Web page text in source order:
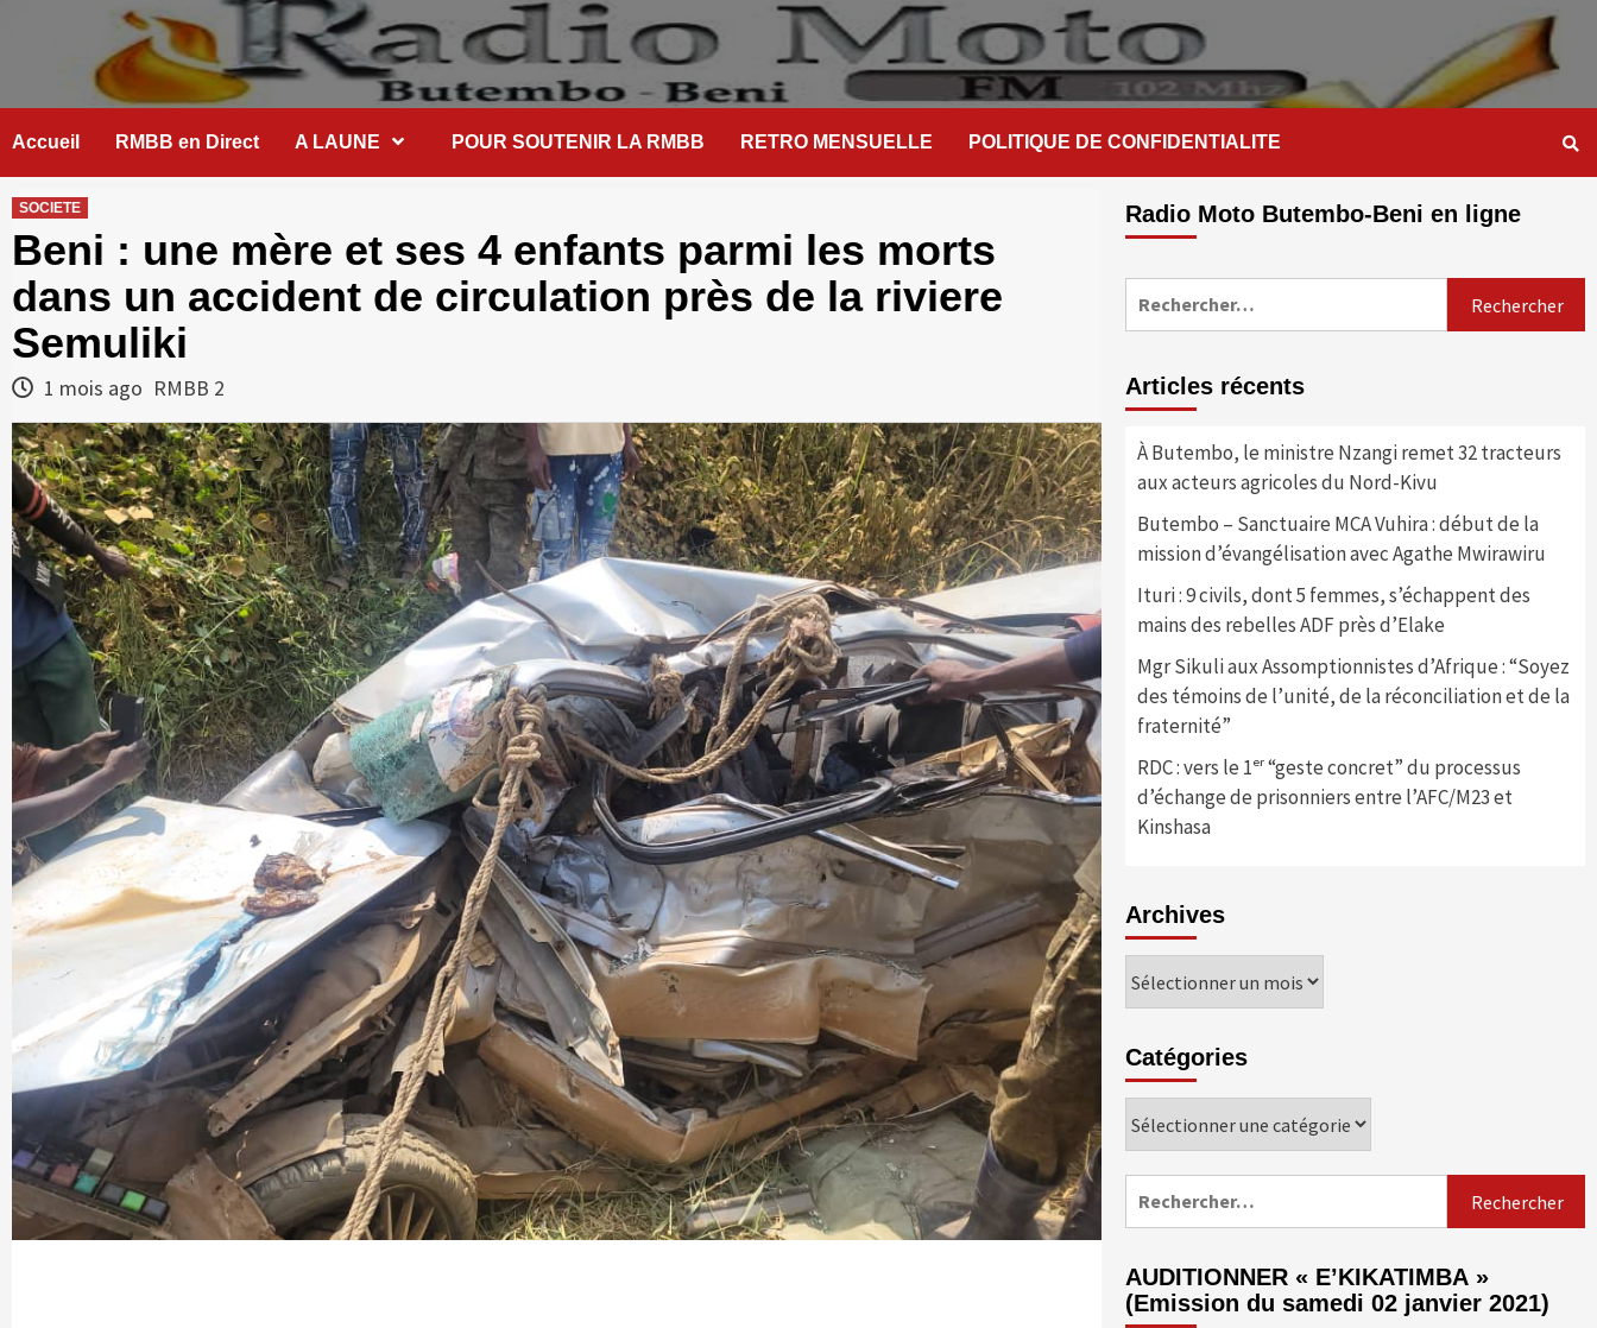
Accueil RMBB en Direct A LAUNE POUR SOUTENIR LA RMBB RETRO MENSUELLE POLITIQUE DE CONFIDENTIALITE
SOCIETE
Beni : une mère et ses 4 enfants parmi les morts
dans un accident de circulation près de la riviere
Semuliki
1 mois ago RMBB 2
Radio Moto Butembo-Beni en ligne
Articles récents
À Butembo, le ministre Nzangi remet 32 tracteurs
aux acteurs agricoles du Nord-Kivu
Butembo – Sanctuaire MCA Vuhira : début de la
mission d’évangélisation avec Agathe Mwirawiru
Ituri : 9 civils, dont 5 femmes, s’échappent des
mains des rebelles ADF près d’Elake
Mgr Sikuli aux Assomptionnistes d’Afrique : “Soyez
des témoins de l’unité, de la réconciliation et de la
fraternité”
RDC : vers le 1ᵉʳ “geste concret” du processus
d’échange de prisonniers entre l’AFC/M23 et
Kinshasa
Archives
Archives
Catégories
Catégories
AUDITIONNER « E’KIKATIMBA »
(Emission du samedi 02 janvier 2021)